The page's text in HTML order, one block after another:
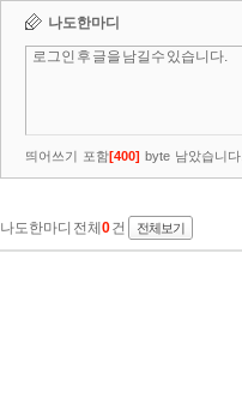
나도한마디
띄어쓰기 포함[400] byte 남았습니다.
나도한마디 전체 0건 전체보기